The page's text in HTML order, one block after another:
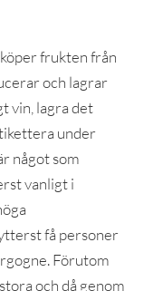
frukten från
och lagrar
vin, lagra det
under
något som
vanligt i
få personer
Förutom
och då genom